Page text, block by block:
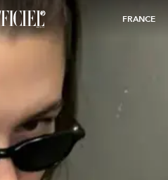
FRANCE